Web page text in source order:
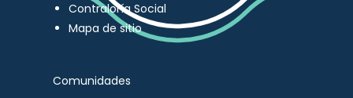
Contraloría Social
Mapa de sitio
Comunidades